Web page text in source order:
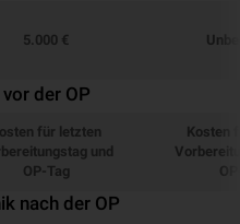
5.000 €
der OP
für letzten
und
OP-Tag
Kosten
nach der OP